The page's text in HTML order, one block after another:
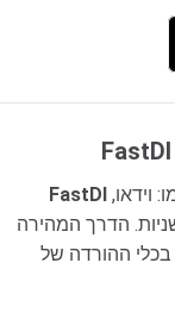
FastDl
הדרך המהירה
ההורדה של